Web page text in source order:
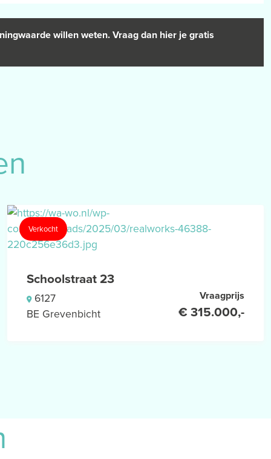
willen weten. Vraag dan hier je gratis
Verkocht
Schoolstraat 23
6127
BE Grevenbicht
Vraagprijs
€ 315.000,-